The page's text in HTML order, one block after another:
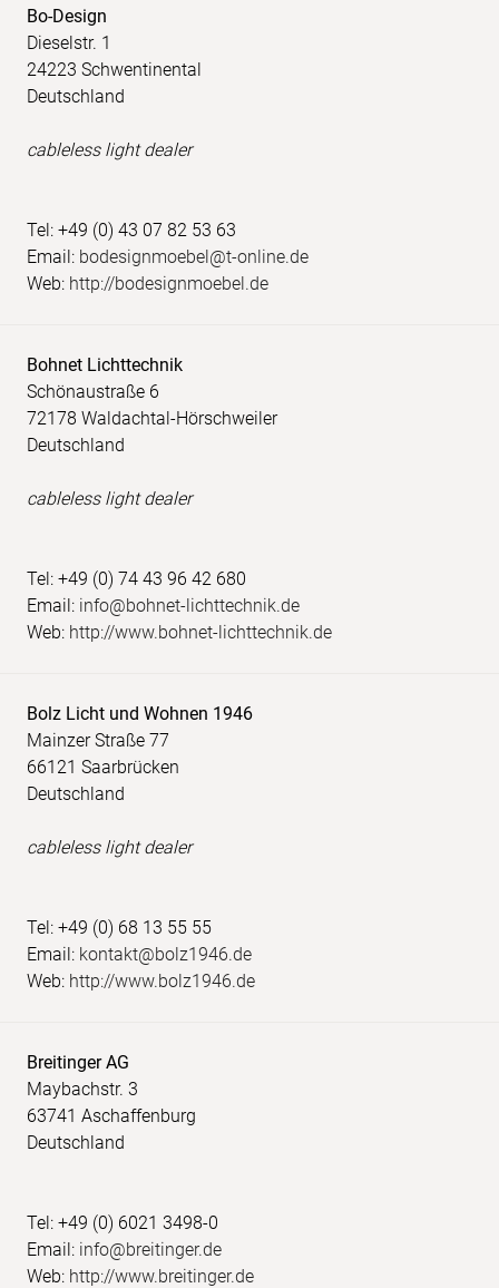
Bo-Design
Dieselstr. 1
24223 Schwentinental
Deutschland
cableless light dealer
Tel: +49 (0) 43 07 82 53 63
Email: bodesignmoebel@t-online.de
Web: http://bodesignmoebel.de
Bohnet Lichttechnik
Schönaustraße 6
72178 Waldachtal-Hörschweiler
Deutschland
cableless light dealer
Tel: +49 (0) 74 43 96 42 680
Email: info@bohnet-lichttechnik.de
Web: http://www.bohnet-lichttechnik.de
Bolz Licht und Wohnen 1946
Mainzer Straße 77
66121 Saarbrücken
Deutschland
cableless light dealer
Tel: +49 (0) 68 13 55 55
Email: kontakt@bolz1946.de
Web: http://www.bolz1946.de
Breitinger AG
Maybachstr. 3
63741 Aschaffenburg
Deutschland
Tel: +49 (0) 6021 3498-0
Email: info@breitinger.de
Web: http://www.breitinger.de